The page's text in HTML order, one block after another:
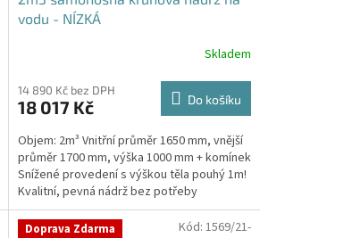
vodu - NÍZKÁ
Skladem
14 890 Kč bez DPH
18 017 Kč Do košíku
Objem: 2m³ Vnitřní průměr 1650 mm, vnější
průměr 1700 mm, výška 1000 mm + komínek
Snížené provedení s výškou těla pouhý 1m!
Kvalitní, pevná nádrž bez potřeby
obetonování Průměr...
Doprava Zdarma Kód: 1569/21-